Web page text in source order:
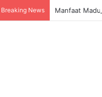
Breaking News Manfaat